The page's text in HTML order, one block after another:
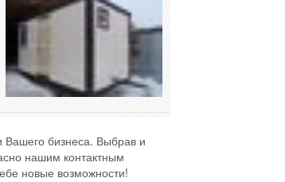
бизнеса. Выбрав и
нашим контактным
новые возможности!